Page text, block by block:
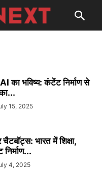
भविष्य: कंटेंट निर्माण से
15, 2025
भारत में शिक्षा,
4, 2025